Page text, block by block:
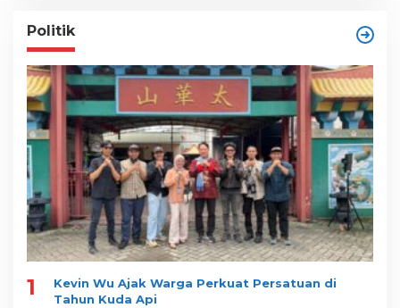
Politik
1
Kevin Wu Ajak Warga Perkuat Persatuan di
Tahun Kuda Api